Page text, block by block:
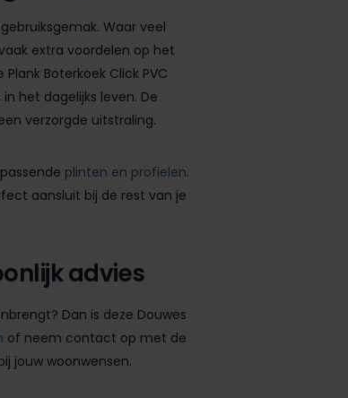
Waar veel
extra voordelen op het
Boterkoek Click PVC
het dagelijks leven. De
verzorgde uitstraling.
plinten en profielen.
aansluit bij de rest van je
advies
Dan is deze Douwes
of neem contact op met de
jouw woonwensen.